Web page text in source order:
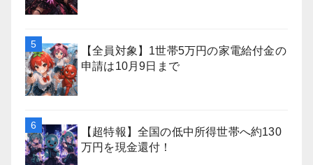
【全員対象】1世帯5万円の家電給付金の
申請は10月9日まで
【超特報】全国の低中所得世帯へ約130
万円を現金還付！